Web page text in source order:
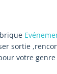
sortie
votre